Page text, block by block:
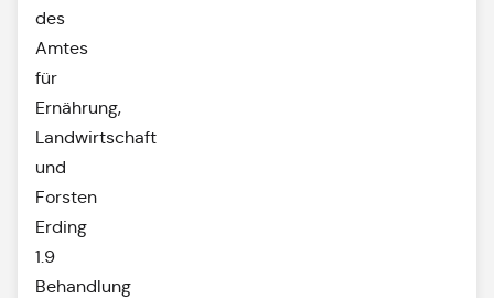
des
Amtes
für
Ernährung,
Landwirtschaft
und
Forsten
Erding
1.9
Behandlung